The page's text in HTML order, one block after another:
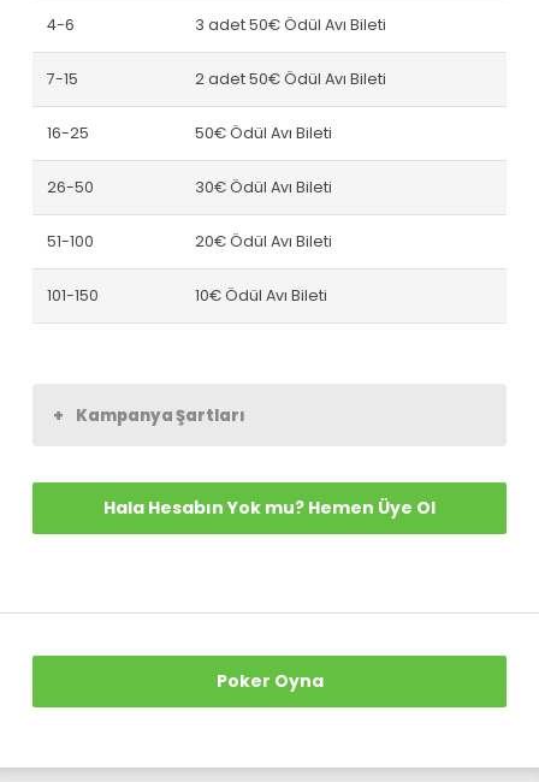
4-6 3 adet 50€ Ödül Avı Bileti
7-15 2 adet 50€ Ödül Avı Bileti
16-25 50€ Ödül Avı Bileti
26-50 30€ Ödül Avı Bileti
51-100 20€ Ödül Avı Bileti
101-150 10€ Ödül Avı Bileti
+ Kampanya Şartları
Hala Hesabın Yok mu? Hemen Üye Ol
Poker Oyna